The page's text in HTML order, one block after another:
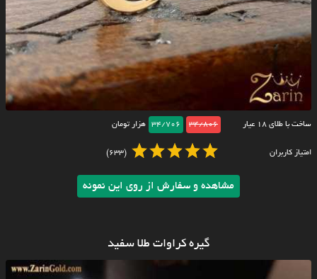
ساخت با طلای ۱۸ عیار 34/806
34/706 هزار تومان
امتیاز کاربران (633)
مشاهده و سفارش از روی این نمونه
گیره کراوات طلا سفید